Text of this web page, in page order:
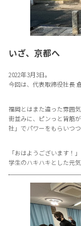
いざ、京都へ
2022年3月3日。
今回は、代表取締役社長
福岡とはまた違った雰囲
街並みに、ピンっと背筋
社」でパワーをもらいつ
「おはようございます！
学生のハキハキとした元